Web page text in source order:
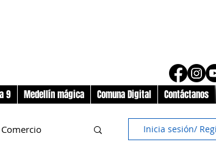
9 Medellín mágica Comuna Digital Contáctanos
Comercio Inicia sesión/